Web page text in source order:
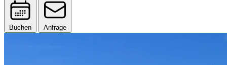
Buchen Anfrage